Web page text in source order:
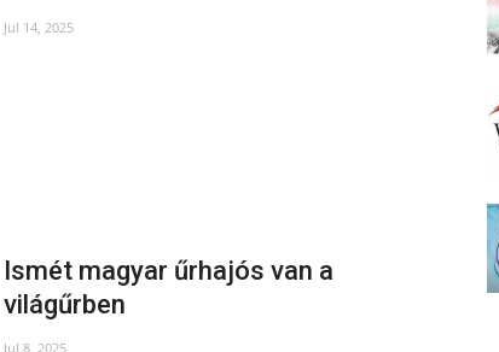
Jul 14, 2025
Ismét magyar űrhajós van a
világűrben
Jul 8, 2025